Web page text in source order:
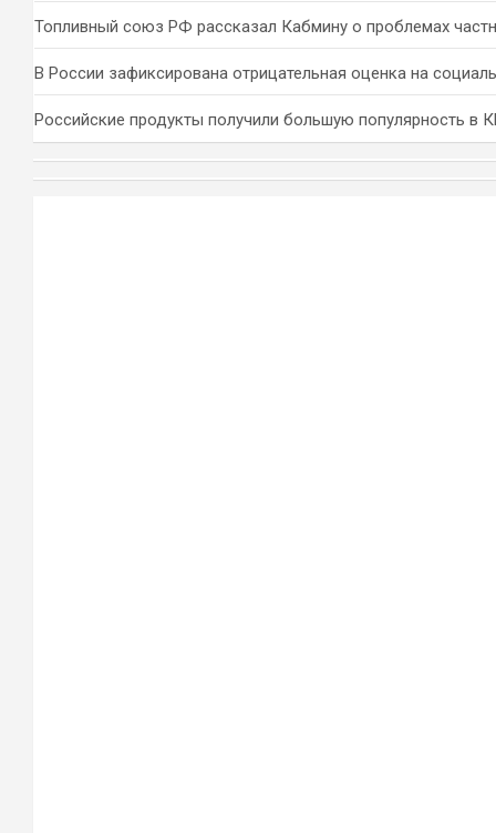
Топливный союз РФ рассказал Кабмину о проблемах
В России зафиксирована отрицательная оценка на
Российские продукты получили большую популярность в